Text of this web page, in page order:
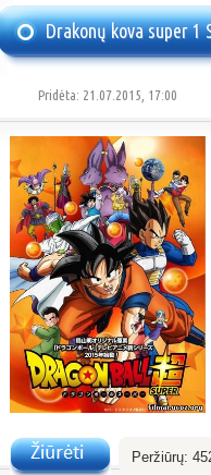
Drakonų kova super 1
Pridėta: 21.07.2015, 17:00
Peržiūrų: